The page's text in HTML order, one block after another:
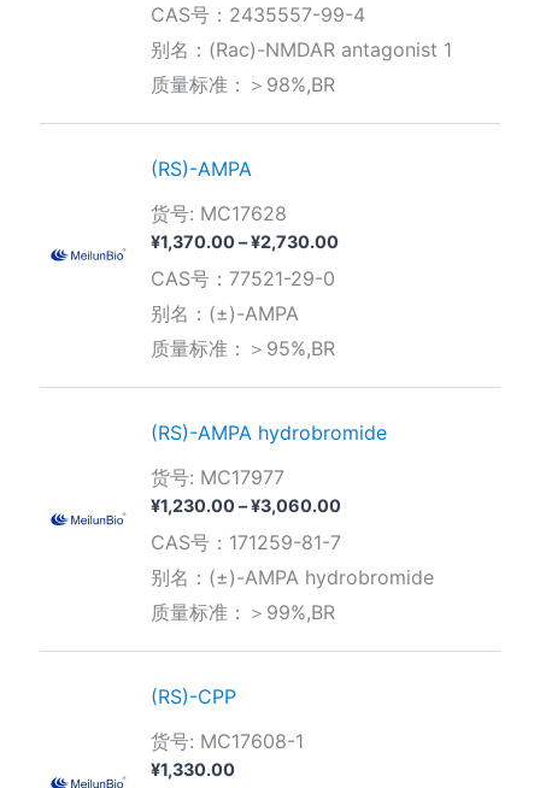
范
围：
¥420.00
至
CAS号：2435557-99-4
别名：(Rac)-NMDAR antagonist 1
质量标准：＞98%,BR
(RS)-AMPA
货号: MC17628
¥1,370.00–¥2,730.00价
CAS号：77521-29-0
别名：(±)-AMPA
质量标准：＞95%,BR
(RS)-AMPA hydrobromide
货号: MC17977
¥1,230.00–¥3,060.00价
围：
¥1,230.00
CAS号：171259-81-7
别名：(±)-AMPA hydrobromide
质量标准：＞99%,BR
(RS)-CPP
货号: MC17608-1
¥1,330.00